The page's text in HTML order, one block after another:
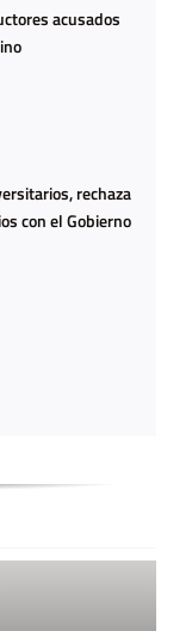
acusados
rechaza
con el Gobierno